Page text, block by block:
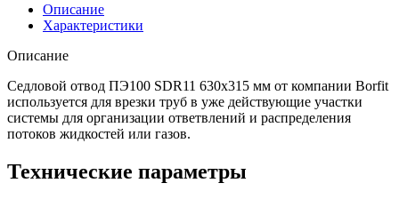
Описание
Характеристики
Описание
Седловой отвод ПЭ100 SDR11 630x315 мм от компании Borfit
используется для врезки труб в уже действующие участки
системы для организации ответвлений и распределения
потоков жидкостей или газов.
Технические параметры